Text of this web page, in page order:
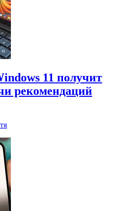
11 получит
рекомендаций